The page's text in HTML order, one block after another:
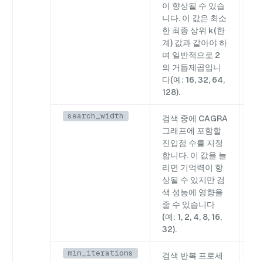
이 향상될 수 있습
니다. 이 값은 최소
한 최종 상위 k(한
계) 값과 같아야 하
며 일반적으로 2
의 거듭제곱입니
다(예: 16, 32, 64,
128).
search_width
검색 중에 CAGRA
그래프에 포함할
진입점 수를 지정
합니다. 이 값을 늘
리면 기억력이 향
상될 수 있지만 검
색 성능에 영향을
줄 수 있습니다
(예: 1, 2, 4, 8, 16,
32).
min_iterations
검색 반복 프로세